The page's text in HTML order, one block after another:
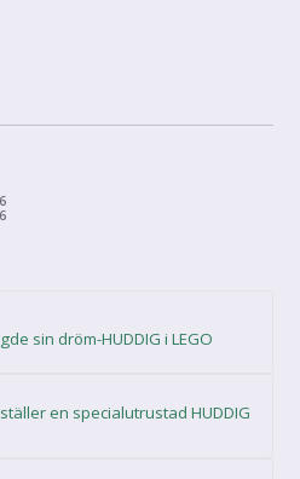
sin dröm-HUDDIG i LEGO
en specialutrustad HUDDIG